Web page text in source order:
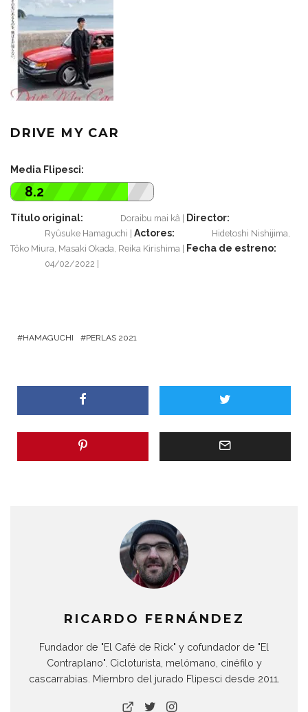
DRIVE MY CAR
Media Flipesci:
8.2
Título original: Doraibu mai kâ Director:
Ryûsuke Hamaguchi Actores:
Hidetoshi Nishijima,
Tôko Miura, Masaki Okada, Reika Kirishima
Fecha de estreno:
04/02/2022
HAMAGUCHI PERLAS 2021
RICARDO FERNÁNDEZ
Fundador de "El Café de Rick" y cofundador de "El
Contraplano". Cicloturista, melómano, cinéfilo y
cascarrabias. Miembro del jurado Flipesci desde 2011.